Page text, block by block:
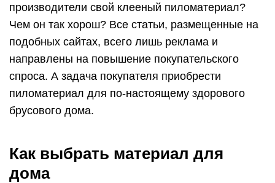
производители свой клееный пиломатериал?
Чем он так хорош? Все статьи, размещенные на
подобных сайтах, всего лишь реклама и
направлены на повышение покупательского
спроса. А задача покупателя приобрести
пиломатериал для по-настоящему здорового
брусового дома.
Как выбрать материал для
дома